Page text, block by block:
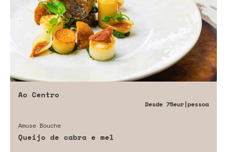
Ao Centro
Desde 75eur|pessoa
Amuse Bouche
Queijo de cabra e mel